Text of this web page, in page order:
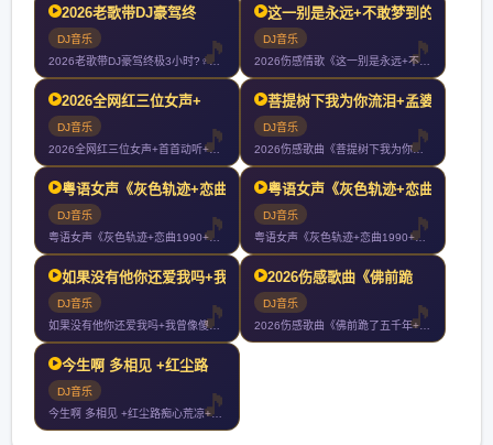
2026老歌带DJ豪驾终
DJ音乐
2026老歌带DJ豪驾终极3小时?‍♀️你们以后就叫我大哥?
这一别是永远+不敢梦到的
DJ音乐
2026伤感情歌《这一别是永远+不敢梦到的人+今生啊多相见+
2026全网红三位女声+
DJ音乐
2026全网红三位女声+首首动听+首首伤感+首首爆赞+车载大
菩提树下我为你流泪+孟婆
DJ音乐
2026伤感歌曲《菩提树下我为你流泪+孟婆求你一碗忘情汤+千
粤语女声《灰色轨迹+恋曲
DJ音乐
粤语女声《灰色轨迹+恋曲1990+真的爱着你+富士山下+深夜
粤语女声《灰色轨迹+恋曲
DJ音乐
粤语女声《灰色轨迹+恋曲1990+真的爱着你+富士山下+深夜
如果没有他你还爱我吗+我
DJ音乐
如果没有他你还爱我吗+我曾像傻子一样爱你+谁+如果最后不是你
2026伤感歌曲《佛前跪
DJ音乐
2026伤感歌曲《佛前跪了五千年+佛前求了千百遍+不负如来不
今生啊 多相见 +红尘路
DJ音乐
今生啊 多相见 +红尘路痴心荒凉+我像傻子一样爱你+大风在刮